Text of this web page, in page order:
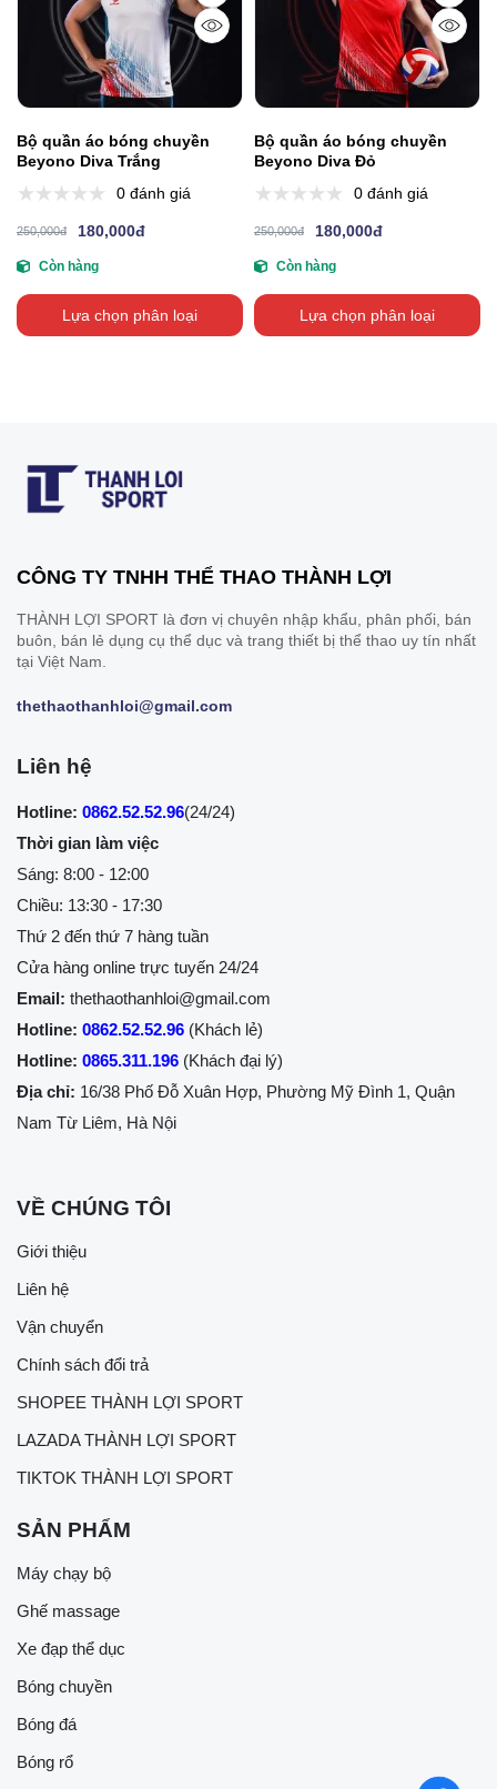
Bộ quần áo bóng chuyền
Beyono Diva Trắng
0 đánh giá
250,000đ 180,000đ
Còn hàng
Lựa chọn phân loại
Bộ quần áo bóng chuyền
Beyono Diva Đỏ
0 đánh giá
250,000đ 180,000đ
Còn hàng
Lựa chọn phân loại
CÔNG TY TNHH THỂ THAO THÀNH LỢI
THÀNH LỢI SPORT là đơn vị chuyên nhập khẩu, phân phối, bán
buôn, bán lẻ dụng cụ thể dục và trang thiết bị thể thao uy tín nhất
tại Việt Nam.
thethaothanhloi@gmail.com
Liên hệ
Hotline: 0862.52.52.96(24/24)
Thời gian làm việc
Sáng: 8:00 - 12:00
Chiều: 13:30 - 17:30
Thứ 2 đến thứ 7 hàng tuần
Cửa hàng online trực tuyến 24/24
Email: thethaothanhloi@gmail.com
Hotline: 0862.52.52.96 (Khách lẻ)
Hotline: 0865.311.196 (Khách đại lý)
Địa chỉ: 16/38 Phố Đỗ Xuân Hợp, Phường Mỹ Đình 1, Quận
Nam Từ Liêm, Hà Nội
VỀ CHÚNG TÔI
Giới thiệu
Liên hệ
Vận chuyển
Chính sách đổi trả
SHOPEE THÀNH LỢI SPORT
LAZADA THÀNH LỢI SPORT
TIKTOK THÀNH LỢI SPORT
SẢN PHẨM
Máy chạy bộ
Ghế massage
Xe đạp thể dục
Bóng chuyền
Bóng đá
Bóng rổ